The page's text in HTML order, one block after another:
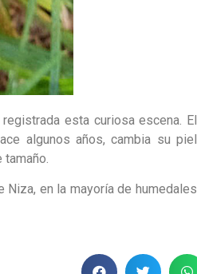
esta curiosa escena. El
algunos años, cambia su piel
en la mayoría de humedales